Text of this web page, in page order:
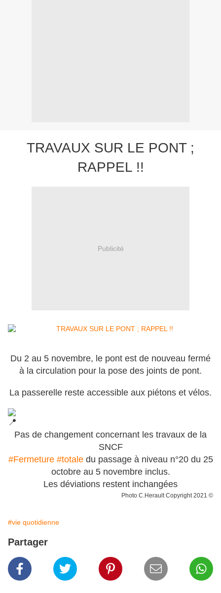
TRAVAUX SUR LE PONT ;
RAPPEL !!
Publicité
Du 2 au 5 novembre, le pont est de nouveau fermé
à la circulation pour la pose des joints de pont.
La passerelle reste accessible aux piétons et vélos.
Pas de changement concernant les travaux de la
SNCF
#Fermeture #totaledu passage à niveau n°20 du 25
octobre au 5 novembre inclus.
Les déviations restent inchangées
Photo C.HeraultCopyright 2021 ©
#vie quotidienne
Partager